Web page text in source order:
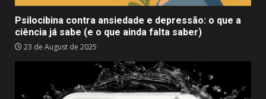
Psilocibina contra ansiedade e depressão: o que a
ciência já sabe (e o que ainda falta saber)
23 de August de 2025